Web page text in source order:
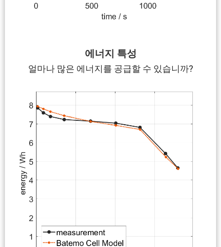
에너지 특성
얼마나 많은 에너지를 공급할 수 있습니까?